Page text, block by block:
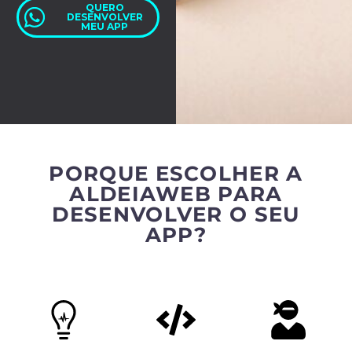
QUERO
DESENVOLVER
MEU APP
PORQUE ESCOLHER A
ALDEIAWEB PARA
DESENVOLVER O SEU
APP?